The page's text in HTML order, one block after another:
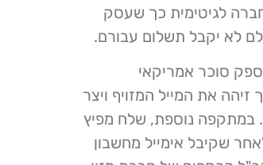
לגיטימית כך שעסק
לא יקבל תשלום עבורם.
סוכר אמריקאי
את המייל המזויף ויצר
במתקפה נוספת, שלח מפיץ
שקיבל אימייל מחשבון